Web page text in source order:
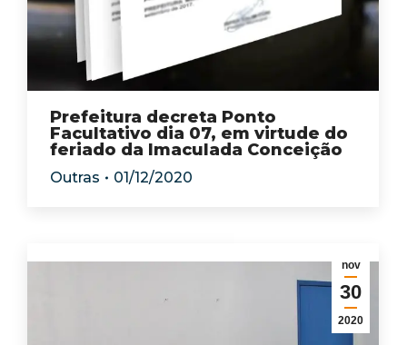
Prefeitura decreta Ponto
Facultativo dia 07, em virtude do
feriado da Imaculada Conceição
Outras 01/12/2020
nov
30
2020